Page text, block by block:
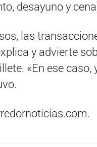
desayuno y
las
y advierte
«En ese